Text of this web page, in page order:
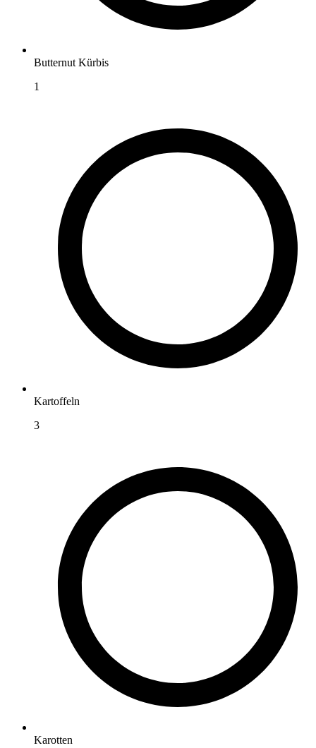
Butternut Kürbis
1
Kartoffeln
3
Karotten